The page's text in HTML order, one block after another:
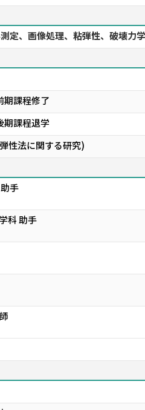
定、画像処理、粘弾性、破壊力
期課程修了
期課程退学
性法に関する研究)
手
科 助手